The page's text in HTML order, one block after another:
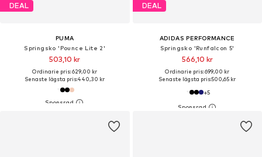
DEAL
PUMA
Springsko 'Pounce Lite 2'
503,10 kr
Ordinarie pris: 629,00 kr
Senaste lägsta pris:440,30 kr
DEAL
ADIDAS PERFORMANCE
Springsko 'Runfalcon 5'
566,10 kr
Ordinarie pris: 699,00 kr
Senaste lägsta pris:500,65 kr
+5